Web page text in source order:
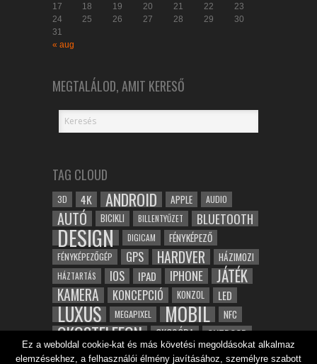
17
18 19 20 21 22
23
24
25 26 27 28 29
30
31
« aug
MEGTALÁLOD, AMIT KERESŐ
TAG CLOUD
3D 4K ANDROID APPLE AUDIO
AUTÓ BICIKLI BILLENTYŰZET BLUETOOTH
DESIGN DIGICAM FÉNYKÉPEZŐ
FÉNYKÉPEZŐGÉP GPS HARDVER HÁZIMOZI
HÁZTARTÁS IOS IPAD IPHONE JÁTÉK
KAMERA KONCEPCIÓ KONZOL LED
LUXUS MEGAPIXEL MOBIL NFC
OKOSTELEFON OKOSÓRA OUTDOOR
ROBOT SAMSUNG SPORT TABLET
Ez a weboldal cookie-kat és más követési megoldásokat alkalmaz
elemzésekhez, a felhasználói élmény javításához, személyre szabott